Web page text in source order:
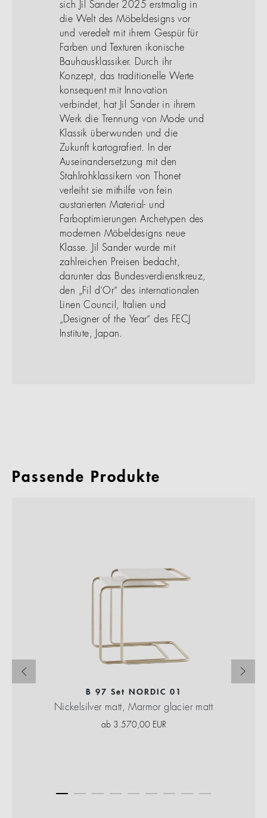
sich Jil Sander 2025 erstmalig in
die Welt des Möbeldesigns vor
und veredelt mit ihrem Gespür für
Farben und Texturen ikonische
Bauhausklassiker. Durch ihr
Konzept, das traditionelle Werte
konsequent mit Innovation
verbindet, hat Jil Sander in ihrem
Werk die Trennung von Mode und
Klassik überwunden und die
Zukunft kartografiert. In der
Auseinandersetzung mit den
Stahlrohklassikern von Thonet
verleiht sie mithilfe von fein
austarierten Material- und
Farboptimierungen Archetypen des
modernen Möbeldesigns neue
Klasse. Jil Sander wurde mit
zahlreichen Preisen bedacht,
darunter das Bundesverdienstkreuz,
den „Fil d’Or“ des internationalen
Linen Council, Italien und
„Designer of the Year“ des FECJ
Institute, Japan.
Passende Produkte
B 97 Set NORDIC 01
Nickelsilver matt, Marmor glacier matt
ab 3.570,00 EUR